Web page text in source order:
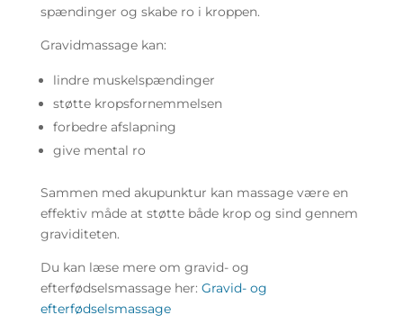
spændinger og skabe ro i kroppen.
Gravidmassage kan:
lindre muskelspændinger
støtte kropsfornemmelsen
forbedre afslapning
give mental ro
Sammen med akupunktur kan massage være en
effektiv måde at støtte både krop og sind gennem
graviditeten.
Du kan læse mere om gravid- og
efterfødselsmassage her: Gravid- og
efterfødselsmassage